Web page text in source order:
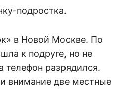
подростка.
в Новой Москве. По
к подруге, но не
телефон разрядился.
внимание две местные